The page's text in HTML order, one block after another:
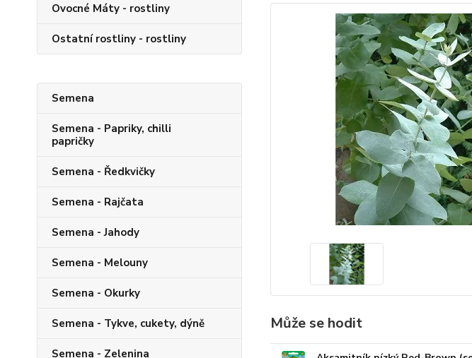
Ovocné Máty - rostliny
Ostatní rostliny - rostliny
Semena
Semena - Papriky, chilli
papričky
Semena - Ředkvičky
Semena - Rajčata
Semena - Jahody
Semena - Melouny
Semena - Okurky
Semena - Tykve, cukety, dýně
Semena - Zelenina
Může se hodit